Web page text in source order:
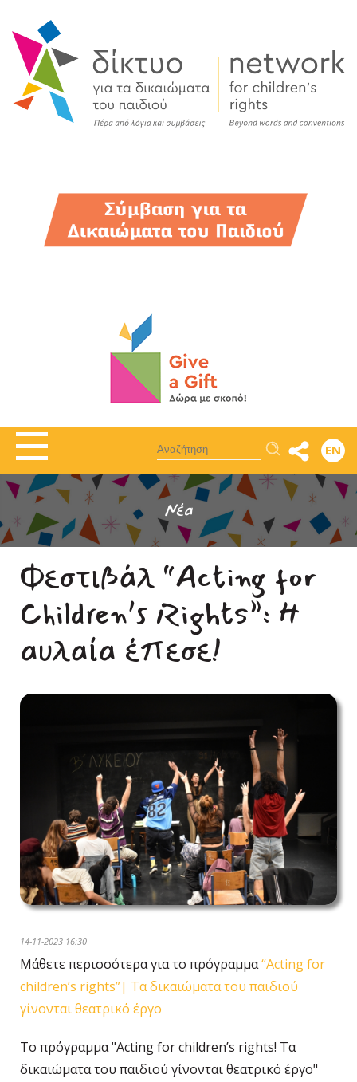
Αναζήτηση EN
Νέα
Φεστιβάλ “Acting for
Children’s Rights”: Η
αυλαία έπεσε!
14-11-2023 16:30
Μάθετε περισσότερα για το πρόγραμμα“Acting for
children’s rights”| Τα δικαιώματα του παιδιού
γίνονται θεατρικό έργο
Το πρόγραμμα"Acting for children’s rights! Τα
δικαιώματα του παιδιού γίνονται θεατρικό έργο"